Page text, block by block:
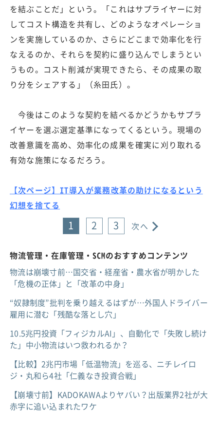
を結ぶことだ」という。「これはサプライヤーに対
してコスト構造を共有し、どのようなオペレーショ
ンを実施しているのか、さらにどこまで効率化を行
なえるのか、それらを契約に盛り込んでしまうとい
うもの。コスト削減が実現できたら、その成果の取
り分をシェアする」（糸田氏）。
今後はこのような契約を結べるかどうかもサプラ
イヤーを選ぶ選定基準になってくるという。現場の
改善意識を高め、効率化の成果を確実に刈り取れる
有効な施策になるだろう。
【次ページ】IT導入が業務改革の助けになるという
幻想を捨てる
1 2 3 次へ
物流管理・在庫管理・SCMのおすすめコンテンツ
物流は崩壊寸前…国交省・経産省・農水省が明かした
「危機の正体」と「改革の中身」
“奴隷制度”批判を乗り越えるはずが…外国人ドライバー
雇用に潜む「残酷な落とし穴」
10.5兆円投資「フィジカルAI」、自動化で「失敗し続け
た」中小物流はいつ救われるか？
【比較】2兆円市場「低温物流」を巡る、ニチレイロ
ジ・丸和ら4社「仁義なき投資合戦」
【崩壊寸前】KADOKAWAよりヤバい？出版業界2社が大
赤字に追い込まれたワケ